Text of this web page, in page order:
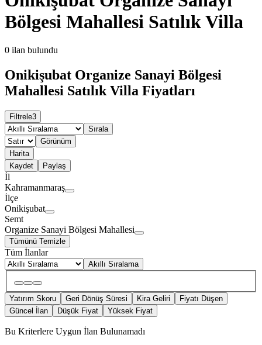
Bölgesi Mahallesi Satılık Villa
0 ilan bulundu
Onikişubat Organize Sanayi Bölgesi
Mahallesi Satılık Villa Fiyatları
Filtrele3
Sırala
Görünüm
Harita
Kaydet
Paylaş
İl
Kahramanmaraş
İlçe
Onikişubat
Semt
Organize Sanayi Bölgesi Mahallesi
Tümünü Temizle
Tüm İlanlar
Akıllı Sıralama
Yatırım Skoru Geri Dönüş Süresi Kira Geliri
Fiyatı Düşen
Güncel İlan
Düşük Fiyat Yüksek Fiyat
Bu Kriterlere Uygun İlan Bulunamadı